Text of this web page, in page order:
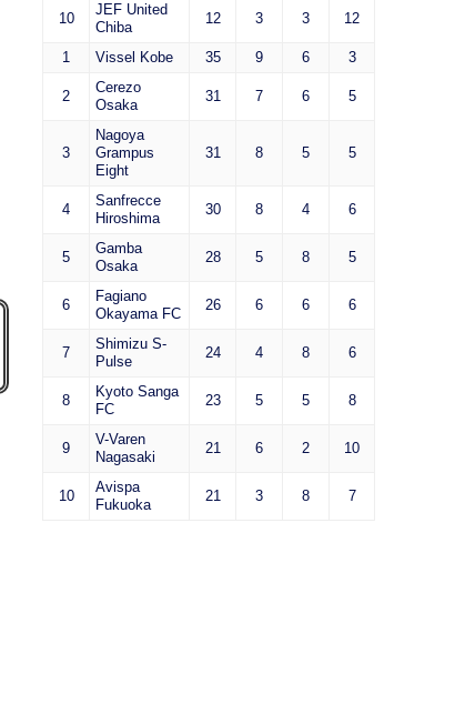
10
JEF United
Chiba
12 3 3 12
1 Vissel Kobe 35 9 6 3
2
Cerezo
Osaka
31 7 6 5
3
Nagoya
Grampus
Eight
31 8 5 5
4
Sanfrecce
Hiroshima
30 8 4 6
5
Gamba
Osaka
28 5 8 5
6
Fagiano
Okayama FC
26 6 6 6
7
Shimizu S-
Pulse
24 4 8 6
8
Kyoto Sanga
FC
23 5 5 8
9
V-Varen
Nagasaki
21 6 2 10
10
Avispa
Fukuoka
21 3 8 7